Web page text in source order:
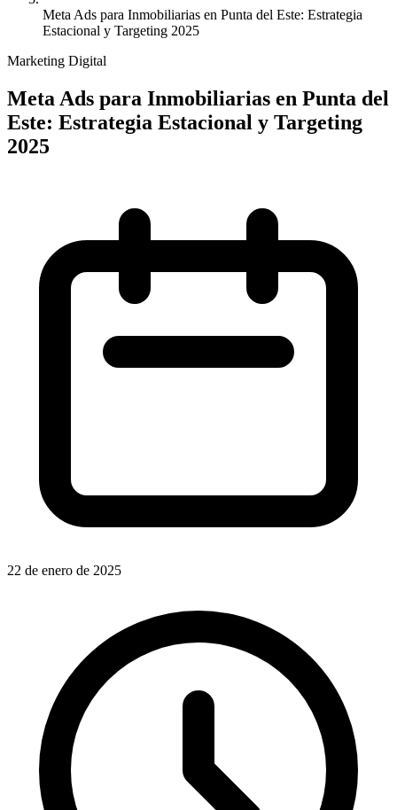
Meta Ads para Inmobiliarias en Punta del Este: Estrategia
Estacional y Targeting 2025
Marketing Digital
Meta Ads para Inmobiliarias en Punta del
Este: Estrategia Estacional y Targeting
2025
22 de enero de 2025